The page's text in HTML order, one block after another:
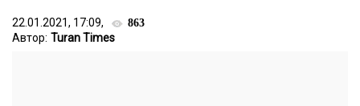
22.01.2021, 17:09, 863
Автор: Turan Times